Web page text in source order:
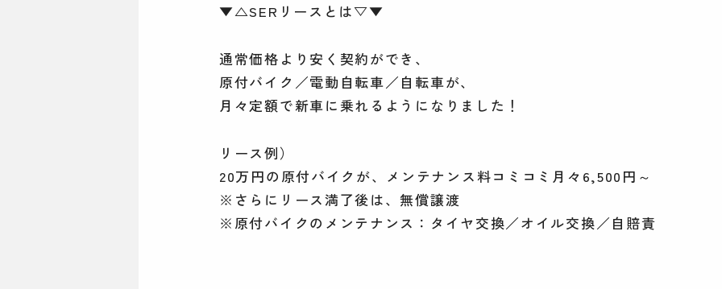
▼△SERリースとは▽▼
通常価格より安く契約ができ、
原付バイク／電動自転車／自転車が、
月々定額で新車に乗れるようになりました！
リース例）
20万円の原付バイクが、メンテナンス料コミコミ月々6,500円～
※さらにリース満了後は、無償譲渡
※原付バイクのメンテナンス：タイヤ交換／オイル交換／自賠責